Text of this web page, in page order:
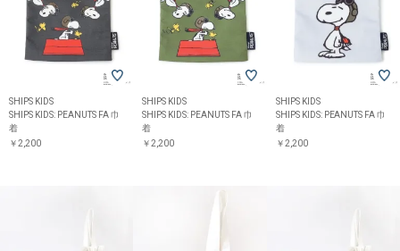
SHIPS KIDS
SHIPS KIDS: PEANUTS FA 巾
着
￥2,200
SHIPS KIDS
SHIPS KIDS: PEANUTS FA 巾
着
￥2,200
SHIPS KIDS
SHIPS KIDS: PEANUTS FA 巾
着
￥2,200